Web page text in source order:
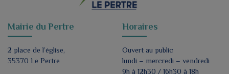
Mairie du Pertre
2 place de l’église,
35370 Le Pertre
Horaires
Ouvert au public
lundi – mercredi – vendredi
9h à 12h30 / 16h30 à 18h